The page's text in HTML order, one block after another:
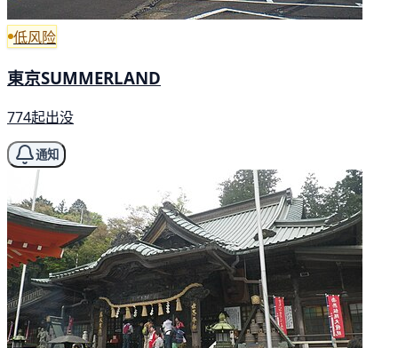
低风险
東京SUMMERLAND
774起出没
通知